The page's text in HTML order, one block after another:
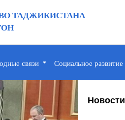
ТАДЖИКИСТАНА
связи Социальное развитие
Новости